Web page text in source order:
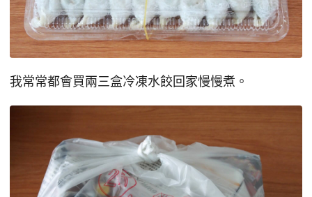
我常常都會買兩三盒冷凍水餃回家慢慢煮。